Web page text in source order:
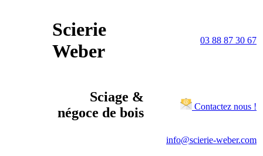
Scierie
Weber
03 88 87 30 67
Sciage &
négoce de bois
Contactez nous !
info@scierie-weber.com